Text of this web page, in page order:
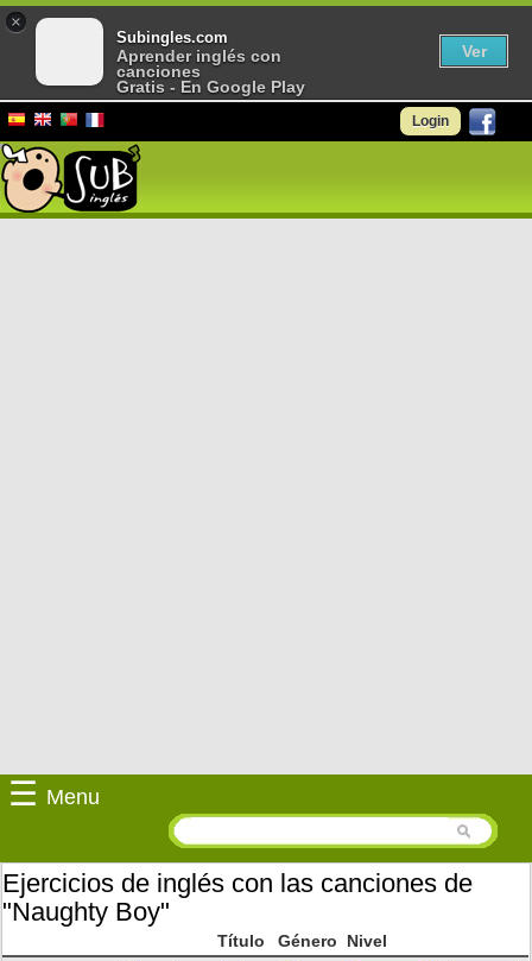
Login
☰ Menu
Ejercicios de inglés con las canciones de
"Naughty Boy"
Título Género
Nivel
×
Subingles.com
Aprender inglés con
canciones
Gratis - En Google Play
Ver